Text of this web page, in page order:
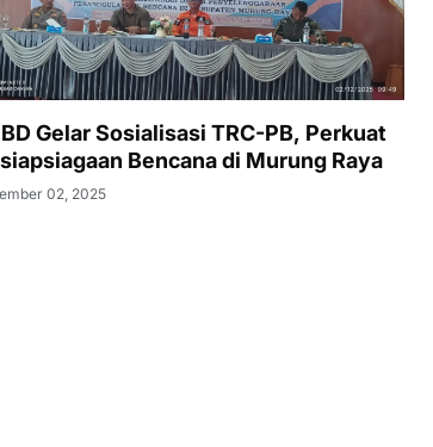
Gelar Sosialisasi TRC-PB, Perkuat
Bencana di Murung Raya
02, 2025